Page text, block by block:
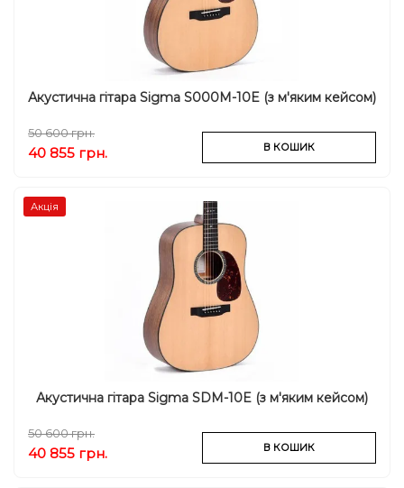
Акустична гітара Sigma S000M-10E (з м'яким кейсом)
50 600 грн.
40 855 грн. В КОШИК
Акція
Акустична гітара Sigma SDM-10E (з м'яким кейсом)
50 600 грн.
40 855 грн. В КОШИК